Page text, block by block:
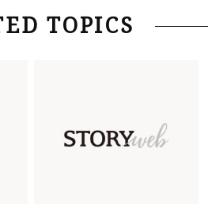
2026.7.29
すね」は褒め言葉？“若い＝美しい”と
先生が問い直す“理想の老後”の呪縛
ー連載23】
TOPICS